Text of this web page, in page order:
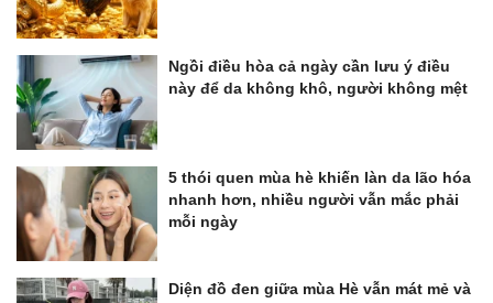
Ngồi điều hòa cả ngày cần lưu ý điều
này để da không khô, người không mệt
5 thói quen mùa hè khiến làn da lão hóa
nhanh hơn, nhiều người vẫn mắc phải
mỗi ngày
Diện đồ đen giữa mùa Hè vẫn mát mẻ và